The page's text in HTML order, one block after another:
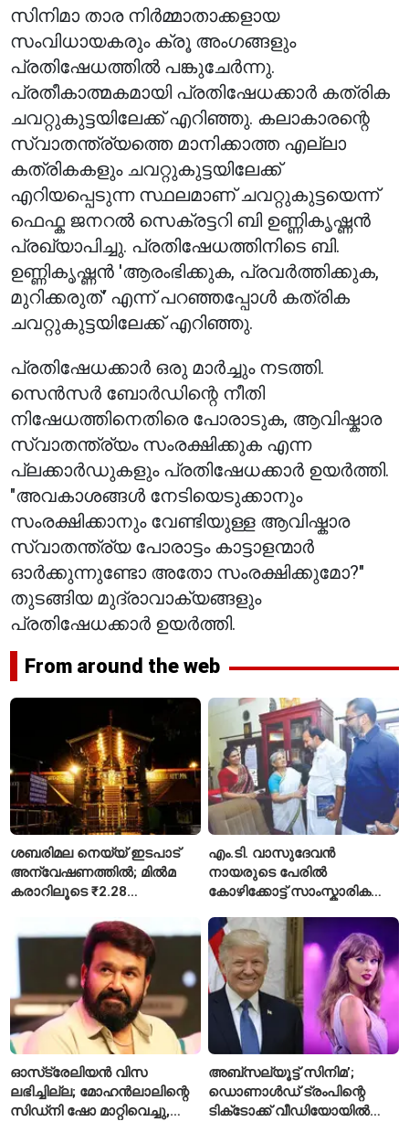
സിനിമാ താര നിർമ്മാതാക്കളായ
സംവിധായകരും ക്രൂ അംഗങ്ങളും
പ്രതിഷേധത്തിൽ പങ്കുചേർന്നു.
പ്രതീകാത്മകമായി പ്രതിഷേധക്കാർ കത്രിക
ചവറ്റുകുട്ടയിലേക്ക് എറിഞ്ഞു. കലാകാരന്റെ
സ്വാതന്ത്ര്യത്തെ മാനിക്കാത്ത എല്ലാ
കത്രികകളും ചവറ്റുകുട്ടയിലേക്ക്
എറിയപ്പെടുന്ന സ്ഥലമാണ് ചവറ്റുകുട്ടയെന്ന്
ഫെഫ്ക ജനറൽ സെക്രട്ടറി ബി ഉണ്ണികൃഷ്ണൻ
പ്രഖ്യാപിച്ചു. പ്രതിഷേധത്തിനിടെ ബി.
ഉണ്ണികൃഷ്ണൻ 'ആരംഭിക്കുക, പ്രവർത്തിക്കുക,
മുറിക്കരുത്' എന്ന് പറഞ്ഞപ്പോൾ കത്രിക
ചവറ്റുകുട്ടയിലേക്ക് എറിഞ്ഞു.
പ്രതിഷേധക്കാർ ഒരു മാർച്ചും നടത്തി.
സെൻസർ ബോർഡിന്റെ നീതി
നിഷേധത്തിനെതിരെ പോരാടുക, ആവിഷ്കാര
സ്വാതന്ത്ര്യം സംരക്ഷിക്കുക എന്ന
പ്ലക്കാർഡുകളും പ്രതിഷേധക്കാർ ഉയർത്തി.
"അവകാശങ്ങൾ നേടിയെടുക്കാനും
സംരക്ഷിക്കാനും വേണ്ടിയുള്ള ആവിഷ്കാര
സ്വാതന്ത്ര്യ പോരാട്ടം കാട്ടാളന്മാർ
ഓർക്കുന്നുണ്ടോ അതോ സംരക്ഷിക്കുമോ?"
തുടങ്ങിയ മുദ്രാവാക്യങ്ങളും
പ്രതിഷേധക്കാർ ഉയർത്തി.
From around the web
ശബരിമല നെയ്യ് ഇടപാട്
അന്വേഷണത്തിൽ; മിൽമ
കരാറിലൂടെ ₹2.28
എഫ്ഐആർ
എം.ടി. വാസുദേവൻ
നായരുടെ പേരിൽ
കോഴിക്കോട്ട് സാംസ്കാരിക
പ്രവർത്തനങ്ങൾക്ക് ₹50
കോടി
ഓസ്‌ട്രേലിയൻ വിസ
ലഭിച്ചില്ല; മോഹൻലാലിന്റെ
സിഡ്‌നി ഷോ മാറ്റിവെച്ചു,
അബ്സല്യൂട്ട് സിനിമ’;
ഡൊണാൾഡ് ട്രംപിന്റെ
ടിക്‌ടോക്ക് വീഡിയോയിൽ